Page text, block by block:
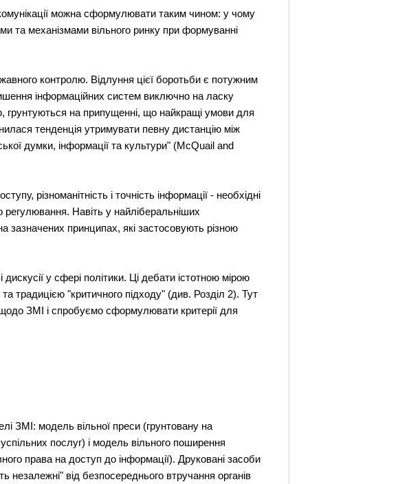
можна сформулювати таким чином: у чому
та механізмами вільного ринку при формуванні
контролю. Відлуння цієї боротьби є потужним
інформаційних систем виключно на ласку
грунтуються на припущенні, що найкращі умови для
тенденція утримувати певну дистанцію між
думки, інформації та культури" (McQuaіl and
різноманітність і точність інформації - необхідні
Навіть у найліберальніших
принципах, які застосовують різною
у сфері політики. Ці дебати істотною мірою
традицією "критичного підходу" (див. Розділ 2). Тут
щодо ЗМІ і спробуємо сформулювати критерії для
ЗМІ: модель вільної преси (грунтовану на
послуг) і модель вільного поширення
права на доступ до інформації). Друковані засоби
незалежні" від безпосереднього втручання органів